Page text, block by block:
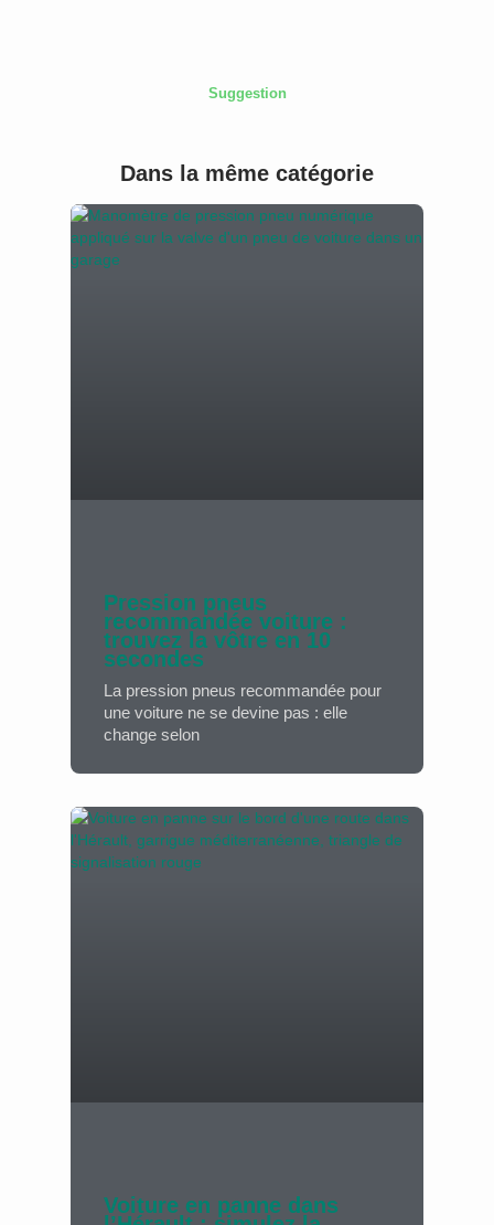
Suggestion
Dans la même catégorie
Pression pneus
recommandée voiture :
trouvez la vôtre en 10
secondes
La pression pneus recommandée pour
une voiture ne se devine pas : elle
change selon
Voiture en panne dans